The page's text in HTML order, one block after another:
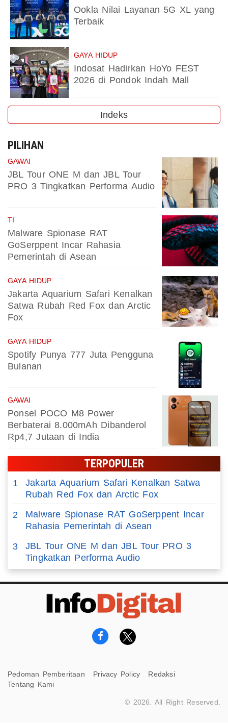
Ookla Nilai Layanan 5G XL yang
Terbaik
GAYA HIDUP
Indosat Hadirkan HoYo FEST
2026 di Pondok Indah Mall
Indeks
PILIHAN
GAWAI
JBL Tour ONE M dan JBL Tour
PRO 3 Tingkatkan Performa Audio
TI
Malware Spionase RAT
GoSerppent Incar Rahasia
Pemerintah di Asean
GAYA HIDUP
Jakarta Aquarium Safari Kenalkan
Satwa Rubah Red Fox dan Arctic
Fox
GAYA HIDUP
Spotify Punya 777 Juta Pengguna
Bulanan
GAWAI
Ponsel POCO M8 Power
Berbaterai 8.000mAh Dibanderol
Rp4,7 Jutaan di India
TERPOPULER
1
Jakarta Aquarium Safari Kenalkan Satwa
Rubah Red Fox dan Arctic Fox
2
Malware Spionase RAT GoSerppent Incar
Rahasia Pemerintah di Asean
3
JBL Tour ONE M dan JBL Tour PRO 3
Tingkatkan Performa Audio
Pedoman Pemberitaan Privacy Policy
Redaksi
Tentang Kami
© 2026. All Right Reserved.